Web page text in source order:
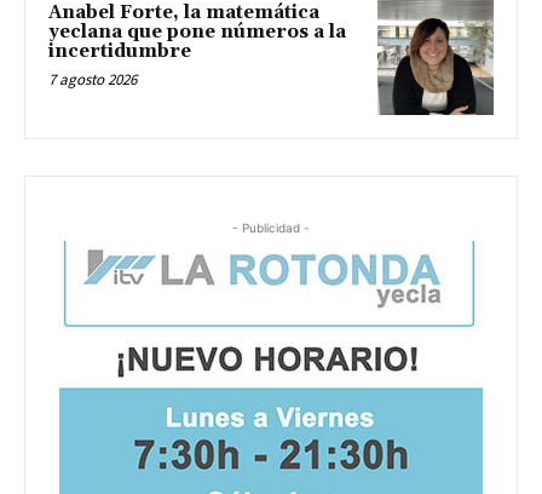
Anabel Forte, la matemática
yeclana que pone números a la
incertidumbre
7 agosto 2026
- Publicidad -